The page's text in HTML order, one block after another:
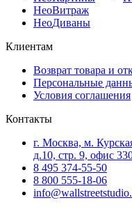
НеоВитраж
НеоДиваны
Клиентам
Возврат товара и
Персональные
Условия соглашения
Контакты
г. Москва, м.
д.10, стр. 9, офис
8 495 374-55-50
8 800 555-18-06